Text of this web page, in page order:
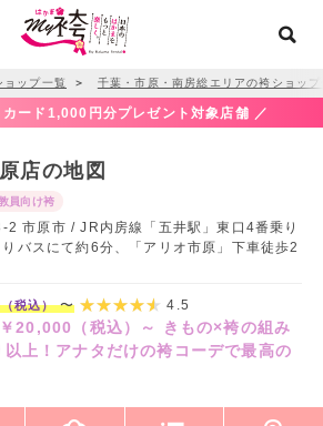
ョップ一覧 ＞ 千葉・市原・南房総エリアの袴ショッ
ード1,000円分プレゼント対象店舗 ／
店の地図
員向け袴
2 市原市 / JR内房線「五井駅」東口4番乗り
バスにて約6分、「アリオ市原」下車徒歩2
税込）〜 4.5
20,000（税込）～ きもの×袴の組み
上！アナタだけの袴コーデで最高の